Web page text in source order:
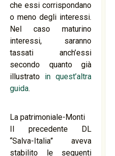
che essi corrispondano
o meno degli interessi.
Nel caso maturino
interessi, saranno
tassati anch’essi
secondo quanto già
illustrato in quest’altra
guida.
La patrimoniale-Monti
Il precedente DL
“Salva-Italia” aveva
stabilito le seguenti